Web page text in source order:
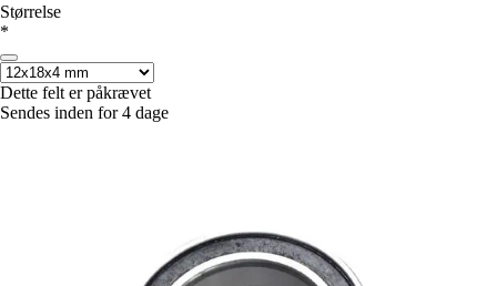
Størrelse
*
Dette felt er påkrævet
Sendes inden for 4 dage